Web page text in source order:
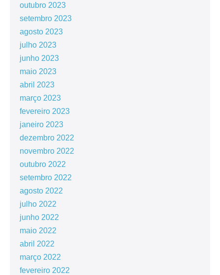
outubro 2023
setembro 2023
agosto 2023
julho 2023
junho 2023
maio 2023
abril 2023
março 2023
fevereiro 2023
janeiro 2023
dezembro 2022
novembro 2022
outubro 2022
setembro 2022
agosto 2022
julho 2022
junho 2022
maio 2022
abril 2022
março 2022
fevereiro 2022